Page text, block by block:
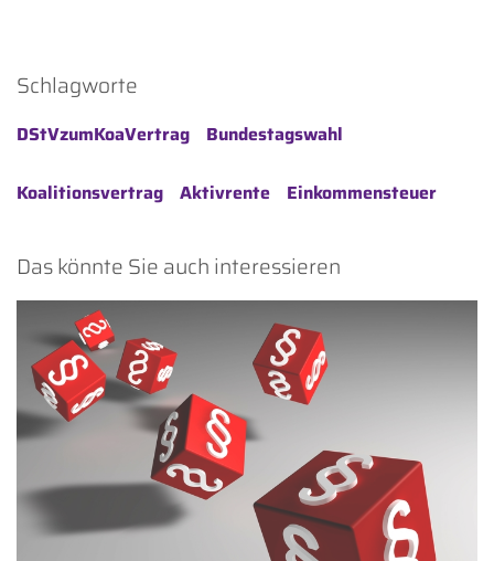
Schlagworte
DStVzumKoaVertrag Bundestagswahl
Koalitionsvertrag Aktivrente Einkommensteuer
Das könnte Sie auch interessieren